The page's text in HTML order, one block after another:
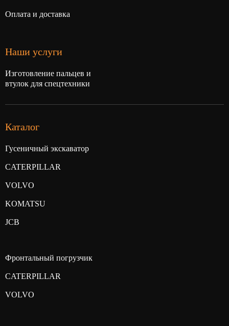
Наши услуги
Изготовление пальцев и
втулок для спецтехники
Оплата и доставка
Каталог
Гусеничный экскаватор
CATERPILLAR
VOLVO
KOMATSU
JCB
Фронтальный погрузчик
CATERPILLAR
VOLVO